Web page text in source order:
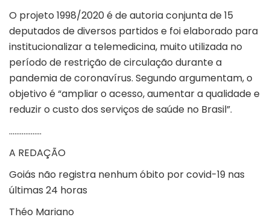
O projeto 1998/2020 é de autoria conjunta de 15
deputados de diversos partidos e foi elaborado para
institucionalizar a telemedicina, muito utilizada no
período de restrição de circulação durante a
pandemia de coronavírus. Segundo argumentam, o
objetivo é “ampliar o acesso, aumentar a qualidade e
reduzir o custo dos serviços de saúde no Brasil”.
………………
A REDAÇÃO
Goiás não registra nenhum óbito por covid-19 nas
últimas 24 horas
Théo Mariano